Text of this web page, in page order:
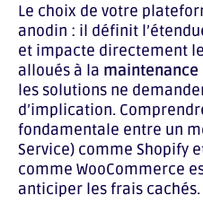
Le choix de votre
anodin : il définit
et impacte directement
alloués à la maintenance
les solutions ne
d’implication.
fondamentale entre un
Service) comme Shopify
comme WooCommerce
anticiper les frais cachés.